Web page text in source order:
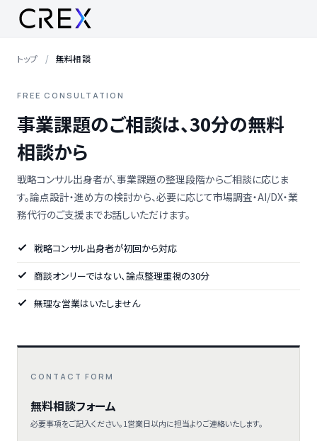
トップ 無料相談
FREE CONSULTATION
事業課題のご相談は、30分の無料
相談から
戦略コンサル出身者が、事業課題の整理段階からご相談に応じま
す。論点設計・進め方の検討から、必要に応じて市場調査・AI/DX・業
務代行のご支援までお話しいただけます。
戦略コンサル出身者が初回から対応
商談オンリーではない、論点整理重視の30分
無理な営業はいたしません
CONTACT FORM
無料相談フォーム
必要事項をご記入ください。1営業日以内に担当よりご連絡いたします。